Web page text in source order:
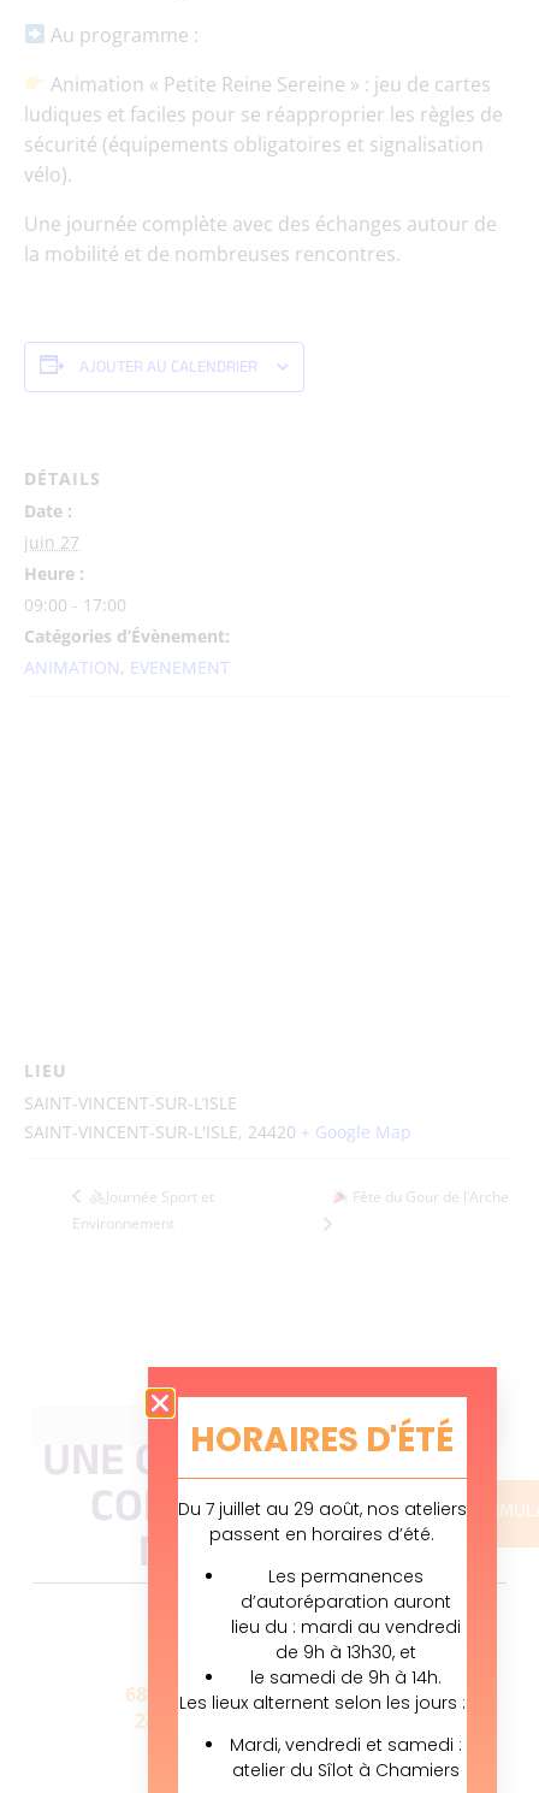
Au programme :
Animation « Petite Reine Sereine » : jeu de cartes
ludiques et faciles pour se réapproprier les règles de
sécurité (équipements obligatoires et signalisation
vélo).
Une journée complète avec des échanges autour de
la mobilité et de nombreuses rencontres.
AJOUTER AU CALENDRIER
DÉTAILS
Date :
juin 27
Heure :
09:00 - 17:00
Catégories d’Évènement:
ANIMATION, EVENEMENT
LIEU
SAINT-VINCENT-SUR-L’ISLE
SAINT-VINCENT-SUR-L'ISLE, 24420 + Google Map
Journée Sport et
Environnement
Fête du Gour de l’Arche
UNE QUESTION ?
CONTACTEZ
NOUS !
Téléphone :
05 53 53 23 40
Atelier Sîlot :
68 bis Av. Mal de L de Tassigny
24660 Coulounieix Chamiers
Atelier Gour de l’Arche :
HORAIRES D'ÉTÉ
Du 7 juillet au 29 août, nos ateliers
passent en horaires d’été.
Les permanences
d’autoréparation auront
lieu du : mardi au vendredi
de 9h à 13h30, et
le samedi de 9h à 14h.
Les lieux alternent selon les jours :
Mardi, vendredi et samedi :
atelier du Sîlot à Chamiers